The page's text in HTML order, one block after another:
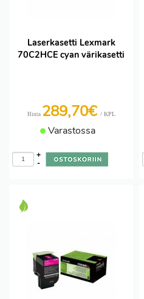
Laserkasetti Lexmark
70C2HCE cyan värikasetti
Hinta 289,70€ / KPL
Varastossa
-
+